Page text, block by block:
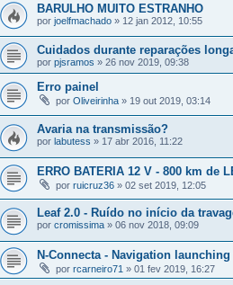
BARULHO MUITO ESTRANHO
por joelfmachado » 12 jan 2012, 10:55
Cuidados durante reparações
por pjsramos » 26 nov 2019, 09:38
Erro painel
por Oliveirinha » 19 out 2019, 03:14
Avaria na transmissão?
por labutess » 17 abr 2016, 11:22
ERRO BATERIA 12 V - 800 km de
por ruicruz36 » 02 set 2019, 12:05
Leaf 2.0 - Ruído no início da
por cromissima » 06 nov 2018, 09:09
N-Connecta - Navigation launching
por rcarneiro71 » 01 fev 2019, 16:27